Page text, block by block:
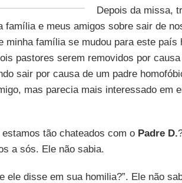
Depois da missa,
família e meus amigos sobre sair de
minha família se mudou para este
pastores serem removidos por causa
sair por causa de um padre
mas parecia mais interessado em
estamos tão chateados com o Padre D.
a sós. Ele não sabia.
ele disse em sua homilia?”. Ele não